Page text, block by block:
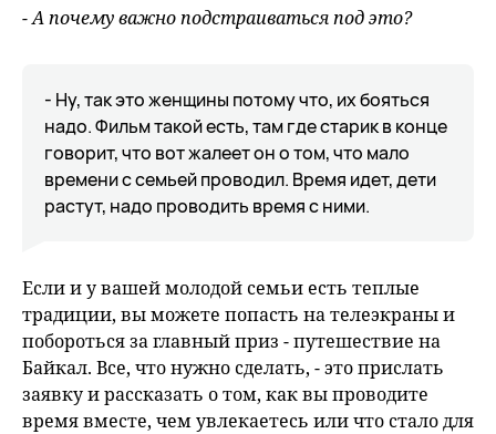
- А почему важно подстраиваться под это?
- Ну, так это женщины потому что, их бояться
надо. Фильм такой есть, там где старик в конце
говорит, что вот жалеет он о том, что мало
времени с семьей проводил. Время идет, дети
растут, надо проводить время с ними.
Если и у вашей молодой семьи есть теплые
традиции, вы можете попасть на телеэкраны и
побороться за главный приз - путешествие на
Байкал. Все, что нужно сделать, - это прислать
заявку и рассказать о том, как вы проводите
время вместе, чем увлекаетесь или что стало для